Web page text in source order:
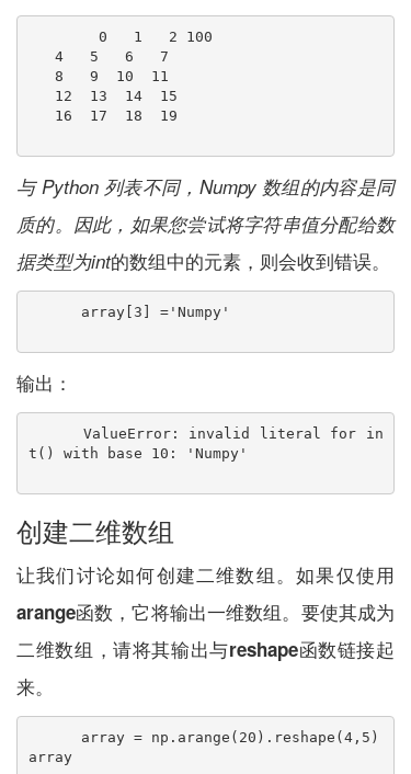
  0   1   2 100
   4   5   6   7
   8   9  10  11
   12  13  14  15
   16  17  18  19
与 Python 列表不同，Numpy 数组的内容是同
质的。因此，如果您尝试将字符串值分配给数
据类型为int的数组中的元素 ，则会收到错误。
array[3] ='Numpy'
输出：
ValueError: invalid literal for in
t() with base 10: 'Numpy'
创建二维数组
让我们讨论如何创建二维数组。如果仅使用
arange函数，它将输出一维数组。要使其成为
二维数组，请将其输出与reshape函数链接起
来。
array = np.arange(20).reshape(4,5)
array